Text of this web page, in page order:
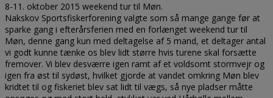
8-11. oktober 2015 weekend tur til Møn.
Nakskov Sportsfiskerforening valgte som så mange gange før at
sparke gang i efterårsferien med en forlænget weekend tur til
Møn, denne gang kun med deltagelse af 5 mand, et deltager antal
vi godt kunne tænke os blev lidt større hvis turene skal forsætte
fremover. Vi blev desværre igen ramt af et voldsomt stormvejr og
igen fra øst til sydøst, hvilket gjorde at vandet omkring Møn blev
kridtet til og fiskeriet blev sat lidt til vægs, så nye pladser måtte